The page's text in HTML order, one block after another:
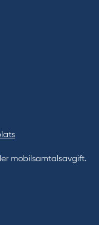
mobilsamtalsavgift.